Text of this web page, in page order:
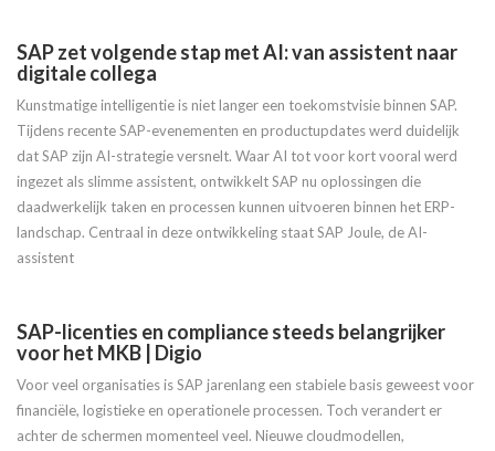
SAP zet volgende stap met AI: van assistent naar
digitale collega
Kunstmatige intelligentie is niet langer een toekomstvisie binnen SAP.
Tijdens recente SAP-evenementen en productupdates werd duidelijk
dat SAP zijn AI-strategie versnelt. Waar AI tot voor kort vooral werd
ingezet als slimme assistent, ontwikkelt SAP nu oplossingen die
daadwerkelijk taken en processen kunnen uitvoeren binnen het ERP-
landschap. Centraal in deze ontwikkeling staat SAP Joule, de AI-
assistent
SAP-licenties en compliance steeds belangrijker
voor het MKB | Digio
Voor veel organisaties is SAP jarenlang een stabiele basis geweest voor
financiële, logistieke en operationele processen. Toch verandert er
achter de schermen momenteel veel. Nieuwe cloudmodellen,